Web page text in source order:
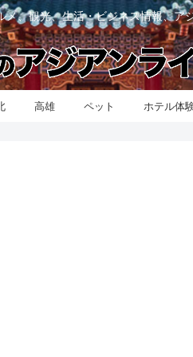
、観光、生活・ビジネス情報、ア
高雄 ペット ホテル体